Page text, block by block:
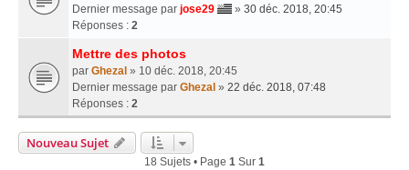
Dernier message par jose29 » 30 déc. 2018, 20:45
Réponses : 2
Mettre des photos
par Ghezal » 10 déc. 2018, 20:45
Dernier message par Ghezal » 22 déc. 2018, 07:48
Réponses : 2
Nouveau Sujet
18 Sujets • Page 1 Sur 1